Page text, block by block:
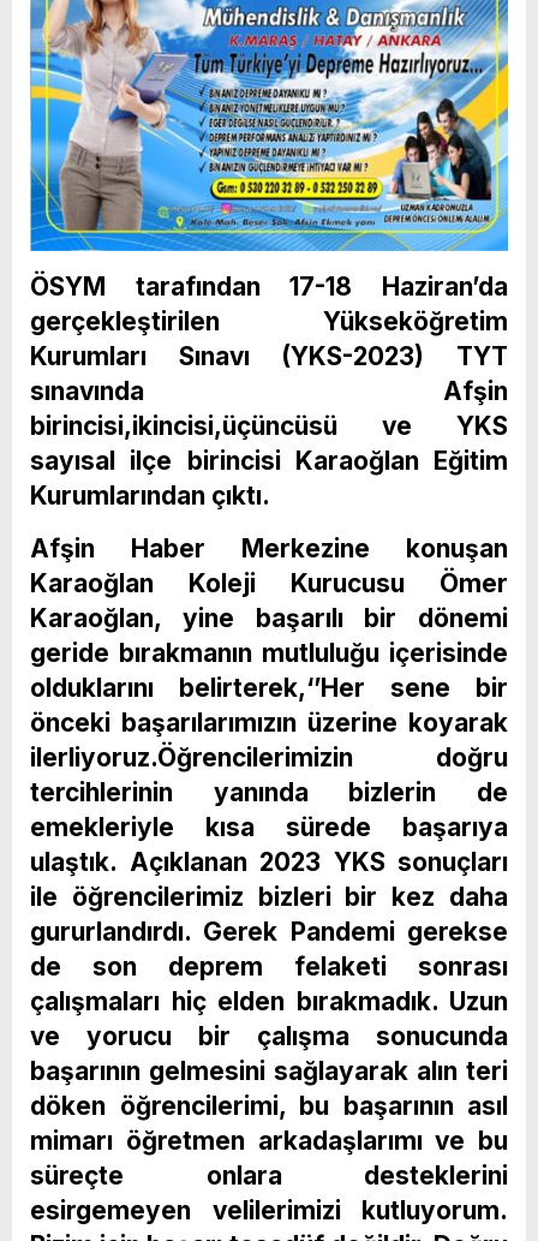
ÖSYM tarafından 17-18 Haziran’da
gerçekleştirilen Yükseköğretim
Kurumları Sınavı (YKS-2023) TYT
sınavında Afşin
birincisi,ikincisi,üçüncüsü ve YKS
sayısal ilçe birincisi Karaoğlan Eğitim
Kurumlarından çıktı.
Afşin Haber Merkezine konuşan
Karaoğlan Koleji Kurucusu Ömer
Karaoğlan, yine başarılı bir dönemi
geride bırakmanın mutluluğu içerisinde
olduklarını belirterek,‘’Her sene bir
önceki başarılarımızın üzerine koyarak
ilerliyoruz.Öğrencilerimizin doğru
tercihlerinin yanında bizlerin de
emekleriyle kısa sürede başarıya
ulaştık. Açıklanan 2023 YKS sonuçları
ile öğrencilerimiz bizleri bir kez daha
gururlandırdı. Gerek Pandemi gerekse
de son deprem felaketi sonrası
çalışmaları hiç elden bırakmadık. Uzun
ve yorucu bir çalışma sonucunda
başarının gelmesini sağlayarak alın teri
döken öğrencilerimi, bu başarının asıl
mimarı öğretmen arkadaşlarımı ve bu
süreçte onlara desteklerini
esirgemeyen velilerimizi kutluyorum.